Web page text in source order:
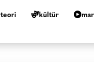
teori kültür